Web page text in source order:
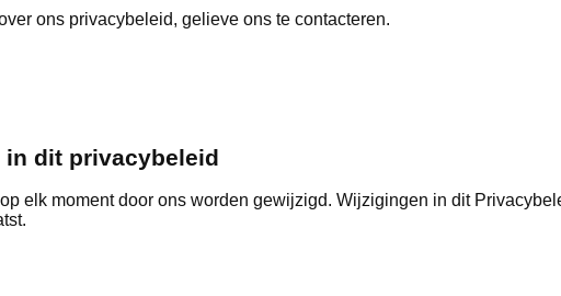
ons privacybeleid, gelieve ons te contacteren.
in dit privacybeleid
elk moment door ons worden gewijzigd. Wijzigingen in dit